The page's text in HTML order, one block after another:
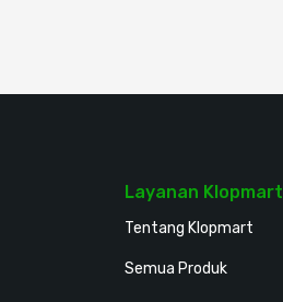
Layanan Klopmart
Tentang Klopmart
Semua Produk